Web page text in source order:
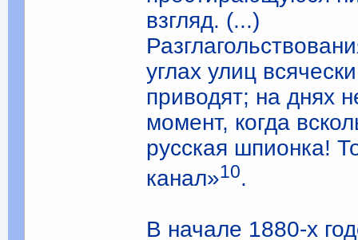
взгляд. (...)
углах улиц
приводят; на днях
момент, когда
русская шпионка!
канал»10.
В начале 1880-х